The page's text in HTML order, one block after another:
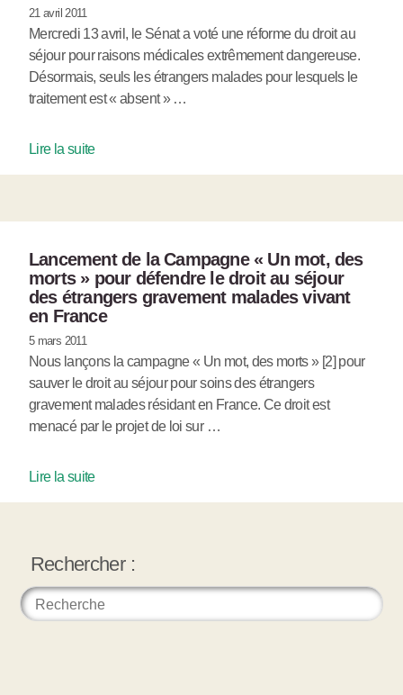
21 avril 2011
Mercredi 13 avril, le Sénat a voté une réforme du droit au
séjour pour raisons médicales extrêmement dangereuse.
Désormais, seuls les étrangers malades pour lesquels le
traitement est « absent » …
Lire la suite
Lancement de la Campagne « Un mot, des
morts » pour défendre le droit au séjour
des étrangers gravement malades vivant
en France
5 mars 2011
Nous lançons la campagne « Un mot, des morts » [2] pour
sauver le droit au séjour pour soins des étrangers
gravement malades résidant en France. Ce droit est
menacé par le projet de loi sur …
Lire la suite
Rechercher :